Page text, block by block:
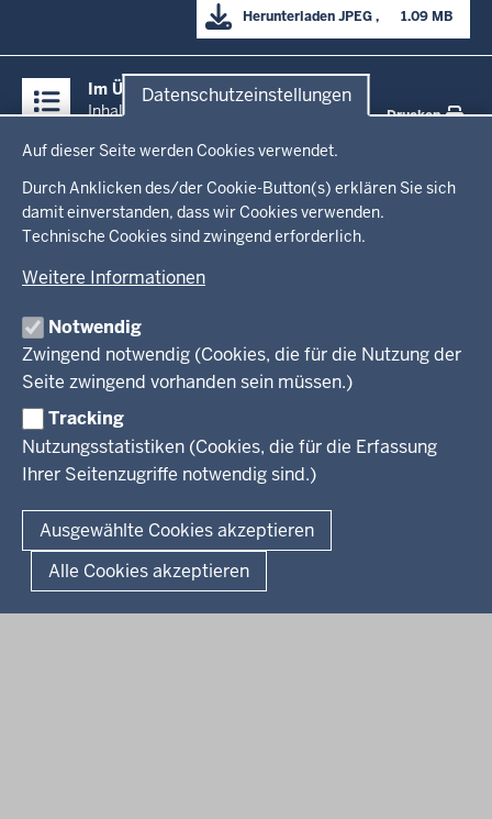
Datenschutzeinstellungen
Auf dieser Seite werden Cookies verwendet.
Durch Anklicken des/der Cookie-Button(s) erklären Sie sich
damit einverstanden, dass wir Cookies verwenden.
Technische Cookies sind zwingend erforderlich.
Weitere Informationen
Notwendig
Zwingend notwendig (Cookies, die für die Nutzung der
Seite zwingend vorhanden sein müssen.)
Tracking
Nutzungsstatistiken (Cookies, die für die Erfassung
Ihrer Seitenzugriffe notwendig sind.)
Ausgewählte Cookies akzeptieren
Alle Cookies akzeptieren
HerunterladenJPEG
      1.09 MB
Inhalte
Im Überblick
Inhalt
Drucken
Menü
in
der
Fußzeile
Startseite
Ministerium
Leitung des Hauses
Organisation
Arbeitgeber Ministerium
Rechtsgrundlagen
Kultur
Wissenschaft, Forschung, Lehre und Studium
Weiterbildung
Presse
Service
Kontakt
Fußzeile
Datenschutz Erklärung zur Barrierefreiheit